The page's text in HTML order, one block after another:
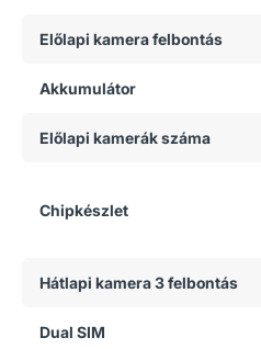
Előlapi kamera felbontás
Akkumulátor
Előlapi kamerák száma
Chipkészlet
Hátlapi kamera 3 felbontás
Dual SIM